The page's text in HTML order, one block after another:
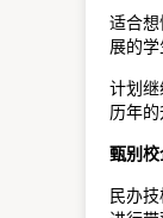
适合想
展的
计划
历年的
甄别
民办